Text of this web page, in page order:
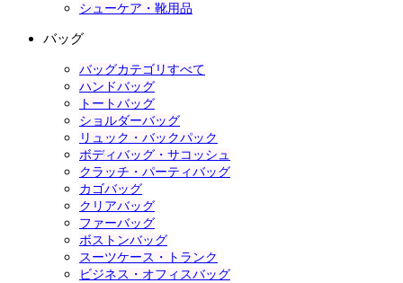
シューケア・靴用品
バッグ
バッグカテゴリすべて
ハンドバッグ
トートバッグ
ショルダーバッグ
リュック・バックパック
ボディバッグ・サコッシュ
クラッチ・パーティバッグ
カゴバッグ
クリアバッグ
ファーバッグ
ボストンバッグ
スーツケース・トランク
ビジネス・オフィスバッグ